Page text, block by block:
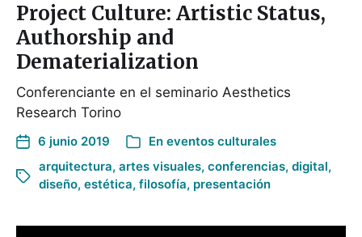
Project Culture: Artistic Status,
Authorship and
Dematerialization
Conferenciante en el seminario Aesthetics
Research Torino
6 junio 2019 En eventos culturales
arquitectura, artes visuales, conferencias, digital,
diseño, estética, filosofía, presentación